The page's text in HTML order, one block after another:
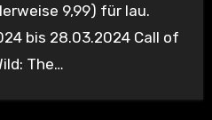
9,99) für lau.
bis 28.03.2024 Call of
The…